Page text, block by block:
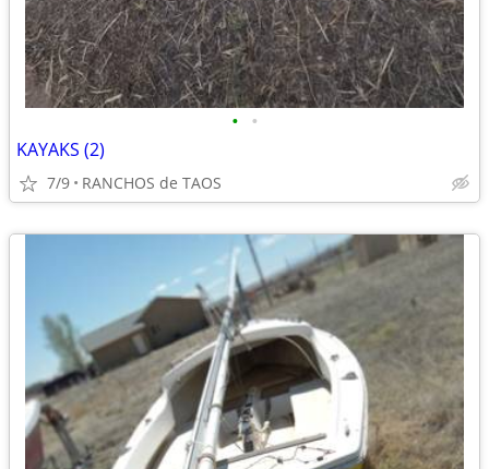
• •
KAYAKS (2)
7/9 RANCHOS de TAOS